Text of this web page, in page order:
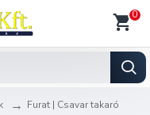
0
Furat | Csavar takaró